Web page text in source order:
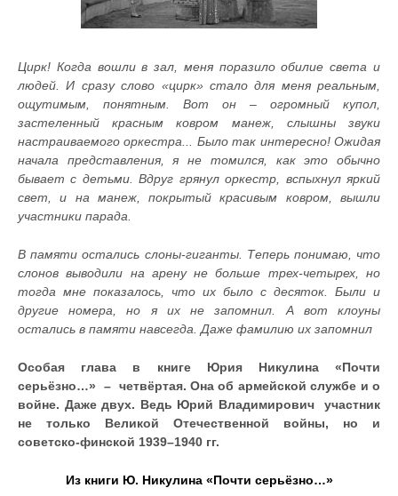
Цирк! Когда вошли в зал, меня поразило обилие света и
людей. И сразу слово «цирк» стало для меня реальным,
ощутимым, понятным. Вот он – огромный купол,
застеленный красным ковром манеж, слышны звуки
настраиваемого оркестра... Было так интересно! Ожидая
начала представления, я не томился, как это обычно
бывает с детьми. Вдруг грянул оркестр, вспыхнул яркий
свет, и на манеж, покрытый красивым ковром, вышли
участники парада.
В памяти остались слоны-гиганты. Теперь понимаю, что
слонов выводили на арену не больше трех-четырех, но
тогда мне показалось, что их было с десяток. Были и
другие номера, но я их не запомнил. А вот клоуны
остались в памяти навсегда. Даже фамилию их запомнил
Особая глава в книге Юрия Никулина «Почти
серьёзно…» – четвёртая. Она об армейской службе и о
войне. Даже двух. Ведь Юрий Владимирович участник
не только Великой Отечественной войны, но и
советско-финской 1939–1940 гг.
Из книги Ю. Никулина «Почти серьёзно…»